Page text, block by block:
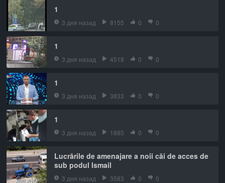
1
3 дня назад 8155 0 0
1
3 дня назад 4518 0 0
1
3 дня назад 3833 0 0
1
3 дня назад 1885 0 0
Lucrările de amenajare a noii căi de acces de
sub podul Ismail
3 дня назад 3583 0 0